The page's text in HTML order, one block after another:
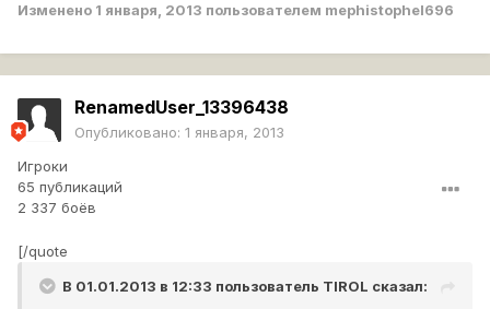
Изменено 1 января, 2013 пользователем mephistophel696
RenamedUser_13396438
Опубликовано: 1 января, 2013
Игроки
65 публикаций
2 337 боёв
[/quote
В 01.01.2013 в 12:33 пользователь TIROL сказал: